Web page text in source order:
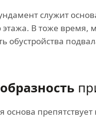
служит
этажа. В тоже время,
обустройства
основа